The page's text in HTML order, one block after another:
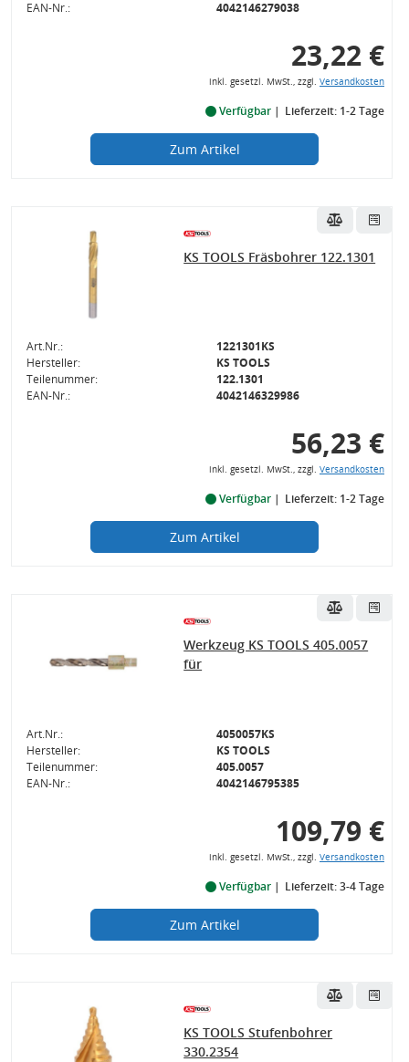
EAN-Nr.: 4042146279038
23,22 €
inkl. gesetzl. MwSt., zzgl. Versandkosten
Verfügbar Lieferzeit: 1-2 Tage
Zum Artikel
KS TOOLS Fräsbohrer 122.1301
Art.Nr.:
1221301KS
Hersteller:
KS TOOLS
Teilenummer:
122.1301
EAN-Nr.:
4042146329986
56,23 €
inkl. gesetzl. MwSt., zzgl. Versandkosten
Verfügbar Lieferzeit: 1-2 Tage
Zum Artikel
Werkzeug KS TOOLS 405.0057
für
Art.Nr.:
4050057KS
Hersteller:
KS TOOLS
Teilenummer:
405.0057
EAN-Nr.:
4042146795385
109,79 €
inkl. gesetzl. MwSt., zzgl. Versandkosten
Verfügbar Lieferzeit: 3-4 Tage
Zum Artikel
KS TOOLS Stufenbohrer
330.2354